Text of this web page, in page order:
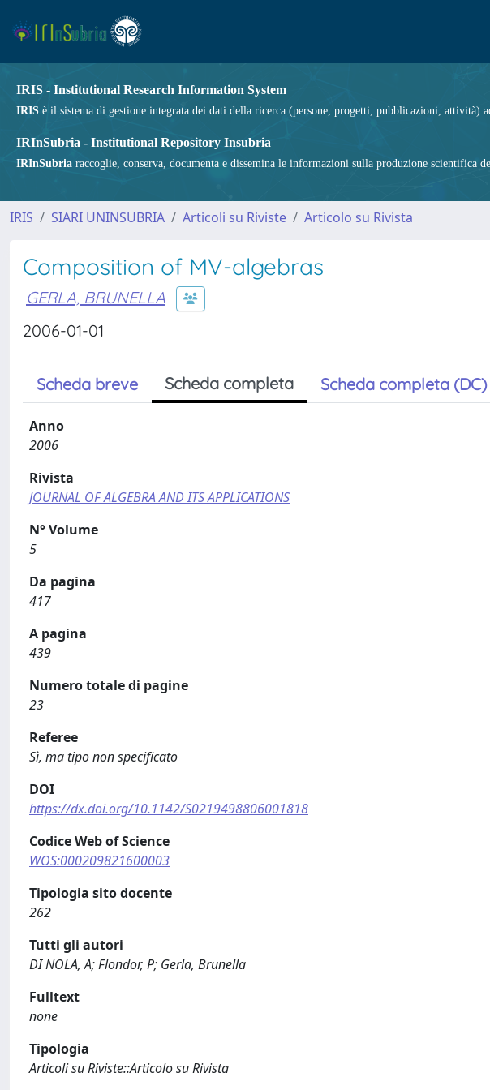
IRIS - Institutional Research Information System
IRIS è il sistema di gestione integrata dei dati della ricerca (persone, progetti, pubblicazioni, attività)
IRInSubria - Institutional Repository Insubria
IRInSubria raccoglie, conserva, documenta e dissemina le informazioni sulla produzione
IRIS SIARI UNINSUBRIA Articoli su Riviste Articolo su Rivista
Composition of MV-algebras
GERLA, BRUNELLA
2006-01-01
Scheda breve Scheda completa Scheda completa (DC)
Anno
2006
Rivista
JOURNAL OF ALGEBRA AND ITS APPLICATIONS
N° Volume
5
Da pagina
417
A pagina
439
Numero totale di pagine
23
Referee
Sì, ma tipo non specificato
DOI
https://dx.doi.org/10.1142/S0219498806001818
Codice Web of Science
WOS:000209821600003
Tipologia sito docente
262
Tutti gli autori
DI NOLA, A; Flondor, P; Gerla, Brunella
Fulltext
none
Tipologia
Articoli su Riviste::Articolo su Rivista